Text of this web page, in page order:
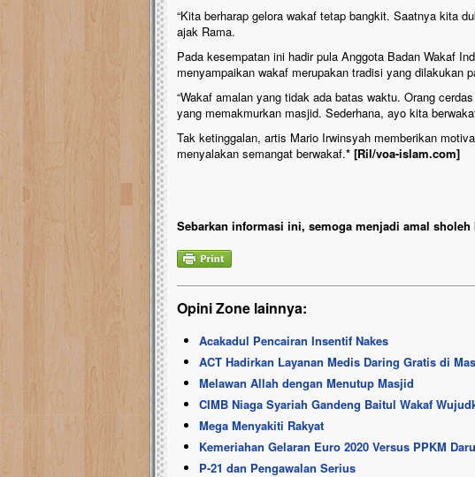
“Kita berharap gelora wakaf tetap bangkit. Saatnya kita
ajak Rama.
Pada kesempatan ini hadir pula Anggota Badan Wakaf
menyampaikan wakaf merupakan tradisi yang dilakukan
“Wakaf amalan yang tidak ada batas waktu. Orang
yang memakmurkan masjid. Sederhana, ayo kita
Tak ketinggalan, artis Mario Irwinsyah memberikan
menyalakan semangat berwakaf.* [Ril/voa-islam.com]
Sebarkan informasi ini, semoga menjadi amal sholeh
Opini Zone lainnya:
Acakadul Pencairan Insentif Nakes
ACT Hadirkan Layanan Medis Daring Gratis di
Melawan Allah dengan Menutup Masjid
CIMB Niaga Syariah Gandeng Baitul Wakaf
Mega Menyakiti Rakyat
Kemeriahan Gelaran Euro 2020 Versus PPKM
P-21 dan Pengawalan Serius